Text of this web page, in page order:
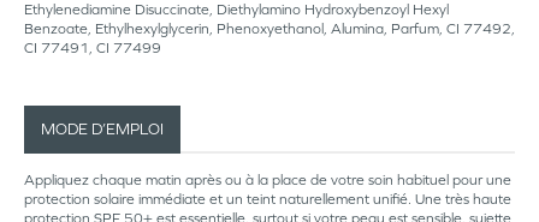
Ethylenediamine Disuccinate, Diethylamino Hydroxybenzoyl Hexyl
Benzoate, Ethylhexylglycerin, Phenoxyethanol, Alumina, Parfum, CI 77492,
CI 77491, CI 77499
MODE D’EMPLOI
Appliquez chaque matin après ou à la place de votre soin habituel pour une
protection solaire immédiate et un teint naturellement unifié. Une très haute
protection SPF 50+ est essentielle, surtout si votre peau est sensible, sujette